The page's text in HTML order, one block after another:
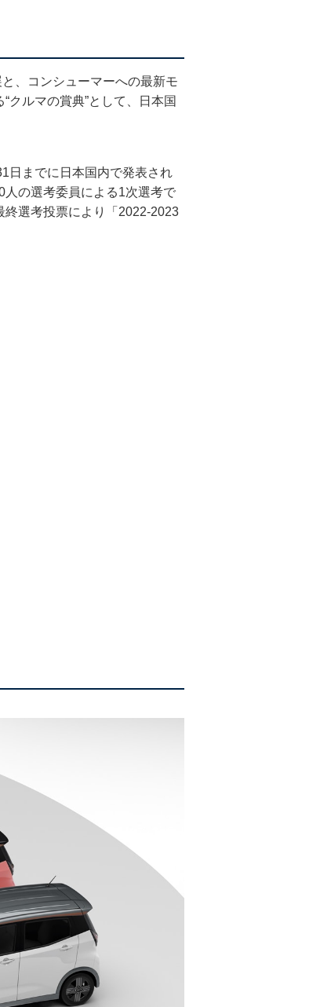
、コンシューマーへの最新モ
クルマの賞典”として、日本国
日までに日本国内で発表され
の選考委員による1次選考で
終選考投票により「2022-2023